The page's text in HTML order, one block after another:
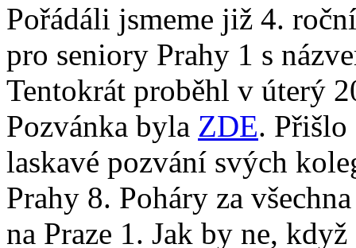
Pořádáli jsmeme již 4.
pro seniory Prahy 1 s
Tentokrát proběhl v úterý
Pozvánka byla ZDE. Přišlo
laskavé pozvání svých
Prahy 8. Poháry za
na Praze 1. Jak by ne,